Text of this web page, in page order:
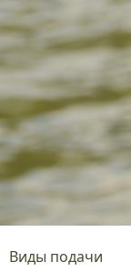
Виды подачи